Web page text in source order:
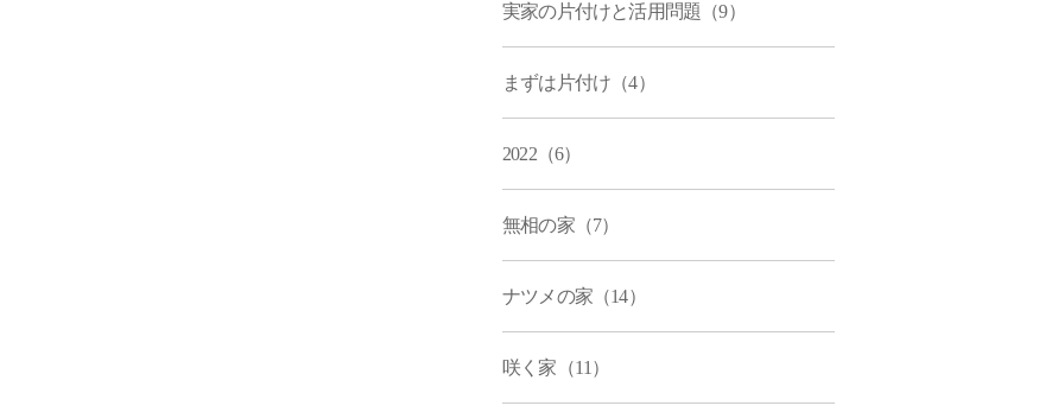
実家の片付けと活用問題（9）
まずは片付け（4）
2022（6）
無相の家（7）
ナツメの家（14）
咲く家（11）